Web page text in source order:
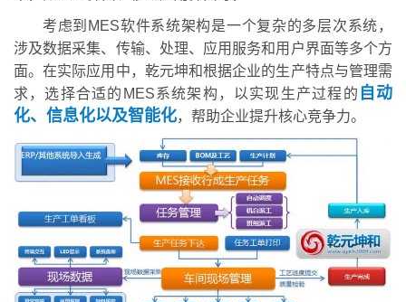
考虑到MES软件系统架构是一个复杂的多层次系统，
涉及数据采集、传输、处理、应用服务和用户界面等多个方
面。在实际应用中，乾元坤和根据企业的生产特点与管理需
求，选择合适的MES系统架构，以实现生产过程的 自动
化、信息化以及智能化，帮助企业提升核心竞争力。